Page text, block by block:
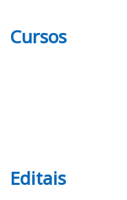
Cursos
Editais
Editais